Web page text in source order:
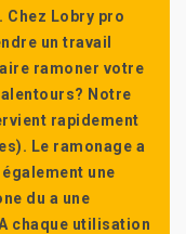
Chez Lobry pro
un travail
ramoner votre
Notre
rapidement
Le ramonage a
une
du a une
chaque utilisation